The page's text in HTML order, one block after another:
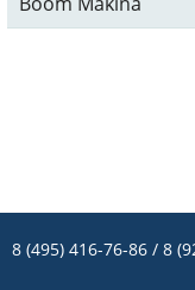
8 (495) 416-76-86 / 8